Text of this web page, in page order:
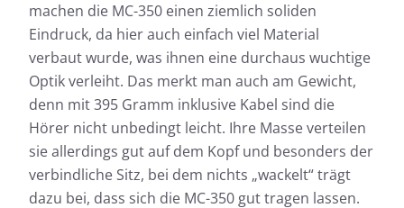
machen die MC-350 einen ziemlich soliden
Eindruck, da hier auch einfach viel Material
verbaut wurde, was ihnen eine durchaus wuchtige
Optik verleiht. Das merkt man auch am Gewicht,
denn mit 395 Gramm inklusive Kabel sind die
Hörer nicht unbedingt leicht. Ihre Masse verteilen
sie allerdings gut auf dem Kopf und besonders der
verbindliche Sitz, bei dem nichts „wackelt“ trägt
dazu bei, dass sich die MC-350 gut tragen lassen.